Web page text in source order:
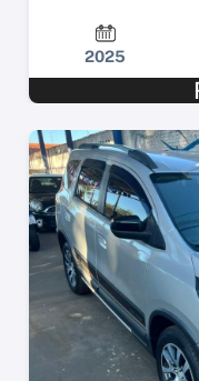
2025